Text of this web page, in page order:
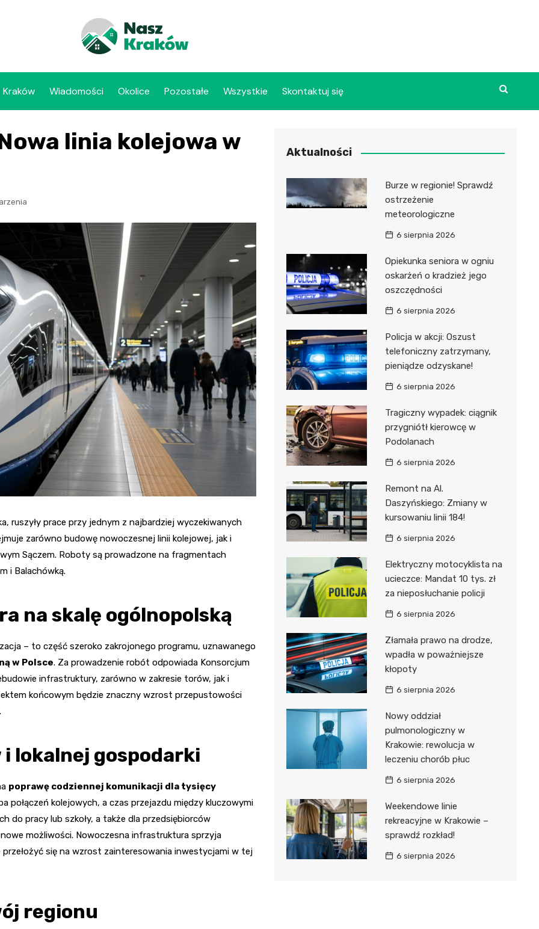
Kraków Wiadomości Okolice Pozostałe Wszystkie Skontaktuj się
linia kolejowa w
ruszyły prace przy jednym z najbardziej wyczekiwanych
zarówno budowę nowoczesnej linii kolejowej, jak i
Sączem. Roboty są prowadzone na fragmentach
i Balachówką.
na skalę ogólnopolską
– to część szeroko zakrojonego programu, uznawanego
w Polsce. Za prowadzenie robót odpowiada Konsorcjum
infrastruktury, zarówno w zakresie torów, jak i
końcowym będzie znaczny wzrost przepustowości
lokalnej gospodarki
poprawę codziennej komunikacji dla tysięcy
połączeń kolejowych, a czas przejazdu między kluczowymi
do pracy lub szkoły, a także dla przedsiębiorców
możliwości. Nowoczesna infrastruktura sprzyja
się na wzrost zainteresowania inwestycjami w tej
regionu
Aktualności
Burze w regionie! Sprawdź
ostrzeżenie
meteorologiczne
6 sierpnia 2026
Opiekunka seniora w ogniu
oskarżeń o kradzież jego
oszczędności
6 sierpnia 2026
Policja w akcji: Oszust
telefoniczny zatrzymany,
pieniądze odzyskane!
6 sierpnia 2026
Tragiczny wypadek: ciągnik
przygniótł kierowcę w
Podolanach
6 sierpnia 2026
Remont na Al.
Daszyńskiego: Zmiany w
kursowaniu linii 184!
6 sierpnia 2026
Elektryczny motocyklista na
ucieczce: Mandat 10 tys. zł
za nieposłuchanie policji
6 sierpnia 2026
Złamała prawo na drodze,
wpadła w poważniejsze
kłopoty
6 sierpnia 2026
Nowy oddział
pulmonologiczny w
Krakowie: rewolucja w
leczeniu chorób płuc
6 sierpnia 2026
Weekendowe linie
rekreacyjne w Krakowie –
sprawdź rozkład!
6 sierpnia 2026